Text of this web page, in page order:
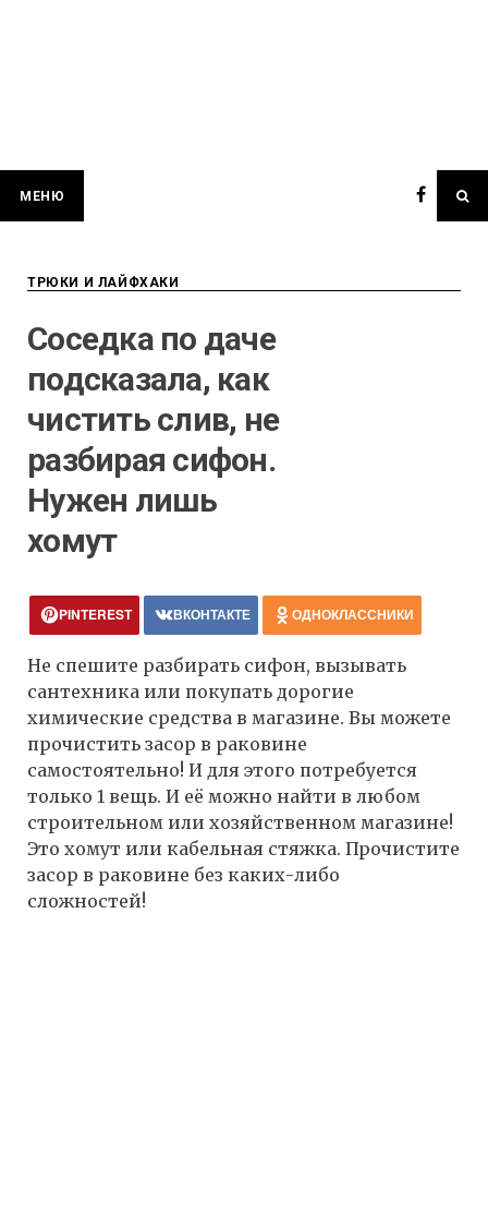
МЕНЮ
ТРЮКИ И ЛАЙФХАКИ
Соседка по даче
подсказала, как
чистить слив, не
разбирая сифон.
Нужен лишь
хомут
PINTEREST ВКОНТАКТЕ ОДНОКЛАССНИКИ
Не спешите разбирать сифон, вызывать
сантехника или покупать дорогие
химические средства в магазине. Вы можете
прочистить засор в раковине
самостоятельно! И для этого потребуется
только 1 вещь. И её можно найти в любом
строительном или хозяйственном магазине!
Это хомут или кабельная стяжка. Прочистите
засор в раковине без каких-либо
сложностей!